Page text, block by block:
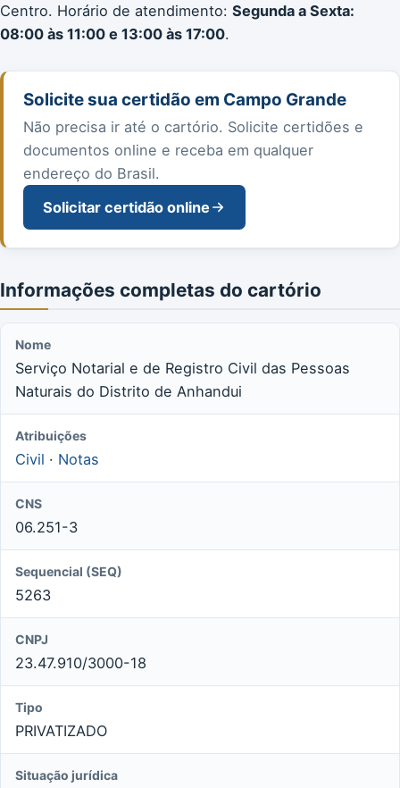
Centro. Horário de atendimento: Segunda a Sexta:
08:00 às 11:00 e 13:00 às 17:00.
Solicite sua certidão em Campo Grande
Não precisa ir até o cartório. Solicite certidões e
documentos online e receba em qualquer
endereço do Brasil.
Solicitar certidão online
Informações completas do cartório
Nome
Serviço Notarial e de Registro Civil das Pessoas
Naturais do Distrito de Anhandui
Atribuições
Civil · Notas
CNS
06.251-3
Sequencial (SEQ)
5263
CNPJ
23.47.910/3000-18
Tipo
PRIVATIZADO
Situação jurídica